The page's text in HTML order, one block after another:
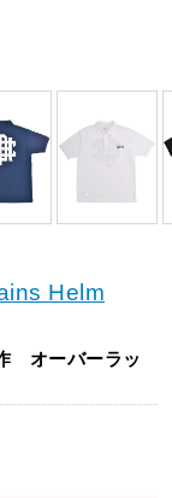
Helm
オーバーラッ